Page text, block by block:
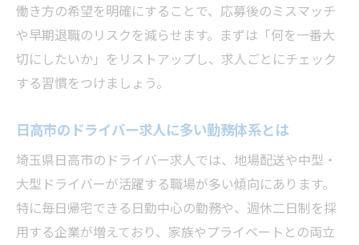
ク
働きやすさ重視なら注目したい求人条件
ドライバー求人で注目すべき福利厚生とは
賞与や手当が充実した求人の探し方
長く働ける職場を見つける求人条件の比較
働きやすさで選ぶドライバー求人の基準
中型や大型免許を活かす転職ポイント
中型・大型免許を活かせる求人の選び方
働き方の希望を明確にすることで、応募後のミスマッチ
や早期退職のリスクを減らせます。まずは「何を一番大
切にしたいか」をリストアップし、求人ごとにチェック
する習慣をつけましょう。
日高市のドライバー求人に多い勤務体系とは
埼玉県日高市のドライバー求人では、地場配送や中型・
大型ドライバーが活躍する職場が多い傾向にあります。
特に毎日帰宅できる日勤中心の勤務や、週休二日制を採
用する企業が増えており、家族やプライベートとの両立